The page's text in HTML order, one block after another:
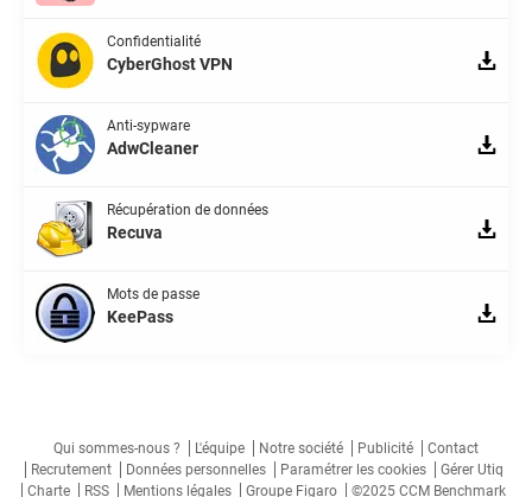
Confidentialité
CyberGhost VPN
Anti-sypware
AdwCleaner
Récupération de données
Recuva
Mots de passe
KeePass
Qui sommes-nous ? L'équipe Notre société Publicité
Contact
Recrutement
Données personnelles Paramétrer les cookies
Gérer Utiq
Charte
RSS Mentions légales Groupe Figaro ©2025 CCM Benchmark